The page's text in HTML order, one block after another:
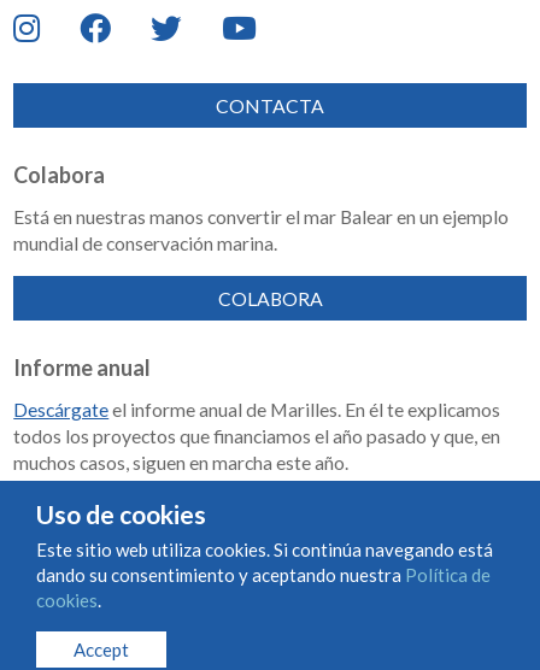
CONTACTA
Colabora
Está en nuestras manos convertir el mar Balear en un ejemplo
mundial de conservación marina.
COLABORA
Informe anual
Descárgateel informe anual de Marilles. En él te explicamos
todos los proyectos que financiamos el año pasado y que, en
muchos casos, siguen en marcha este año.
Memoria de impacto 2018-2023
Condiciones de uso y contratación
© Marilles Foundation
Uso de cookies
Este sitio web utiliza cookies. Si continúa navegando está
dando su consentimiento y aceptando nuestra Política de
cookies.
Accept